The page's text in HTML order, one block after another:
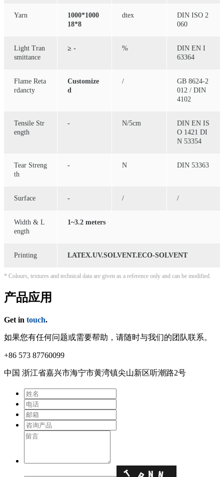
Yarn
1000*1000
18*8
dtex
DIN ISO 2
060
Light Tran
smittance
≥ - %
DIN EN I
63364
Flame Reta
rdancty
Customize
d
/
GB 8624-2
012 / DIN
4102
Tensile Str
ength
- N/5cm
DIN EN IS
O 1421 DI
N 53354
Tear Streng
th
- N DIN 53363
Surface - / /
Width & L
ength
1~3.2 meters
Printing LATEX.UV.SOLVENT.ECO-SOLVENT
* Colours, textures and technical data are given as a reference only and can be modified.
产品应用
Get in touch.
如果您有任何问题或需要帮助，请随时与我们的团队联系。
+86 573 87760099
中国 浙江省嘉兴市海宁市⻩湾镇尖⼭新区听潮路2号